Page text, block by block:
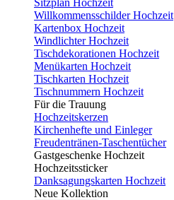
Sitzplan Hochzeit
Willkommensschilder Hochzeit
Kartenbox Hochzeit
Windlichter Hochzeit
Tischdekorationen Hochzeit
Menükarten Hochzeit
Tischkarten Hochzeit
Tischnummern Hochzeit
Für die Trauung
Hochzeitskerzen
Kirchenhefte und Einleger
Freudentränen-Taschentücher
Gastgeschenke Hochzeit
Hochzeitssticker
Danksagungskarten Hochzeit
Neue Kollektion